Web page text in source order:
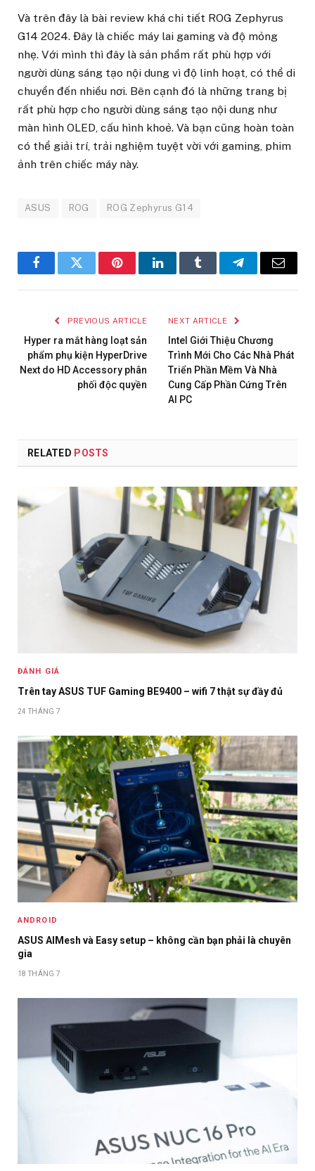
Và trên đây là bài review khá chi tiết ROG Zephyrus
G14 2024. Đây là chiếc máy lai gaming và độ mỏng
nhẹ. Với mình thì đây là sản phẩm rất phù hợp với
người dùng sáng tạo nội dung vì độ linh hoạt, có thể di
chuyển đến nhiều nơi. Bên cạnh đó là những trang bị
rất phù hợp cho người dùng sáng tạo nội dung như
màn hình OLED, cấu hình khoẻ. Và bạn cũng hoàn toàn
có thể giải trí, trải nghiệm tuyệt vời với gaming, phim
ảnh trên chiếc máy này.
ASUS ROG ROG Zephyrus G14
FacebookTwitter PinterestLinkedInTumblr TelegramEmail
PREVIOUS ARTICLE
Hyper ra mắt hàng loạt sản
phẩm phụ kiện HyperDrive
Next do HD Accessory phân
phối độc quyền
NEXT ARTICLE
Intel Giới Thiệu Chương
Trình Mới Cho Các Nhà Phát
Triển Phần Mềm Và Nhà
Cung Cấp Phần Cứng Trên
AI PC
RELATED POSTS
ĐÁNH GIÁ
Trên tay ASUS TUF Gaming BE9400 – wifi 7 thật sự đầy đủ
24 THÁNG 7
ANDROID
ASUS AIMesh và Easy setup – không cần bạn phải là chuyên
gia
18 THÁNG 7